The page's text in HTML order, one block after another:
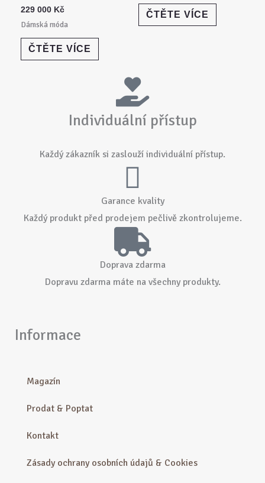
229 000 Kč
Dámská móda
ČTĚTE VÍCE
ČTĚTE VÍCE
Individuální přístup
Každý zákazník si zaslouží individuální přístup.
Garance kvality
Každý produkt před prodejem pečlivě zkontrolujeme.
Doprava zdarma
Dopravu zdarma máte na všechny produkty.
Informace
Magazín
Prodat & Poptat
Kontakt
Zásady ochrany osobních údajů & Cookies